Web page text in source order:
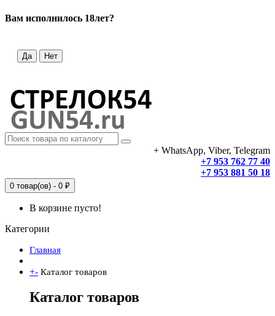
Вам исполнилось 18лет?
Да Нет
+ WhatsApp, Viber, Telegram
+7 953 762 77 40
+7 953 881 50 18
0 товар(ов) - 0 ₽
В корзине пусто!
Категории
Главная
+- Каталог товаров
Каталог товаров